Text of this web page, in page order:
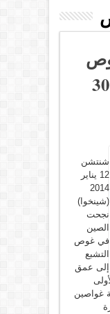
عمق 300
شنتشن
12 يناير
2014
(شينخوا)
نجحت
الصين
في غوص
التشبع
إلى عمق
غواصين